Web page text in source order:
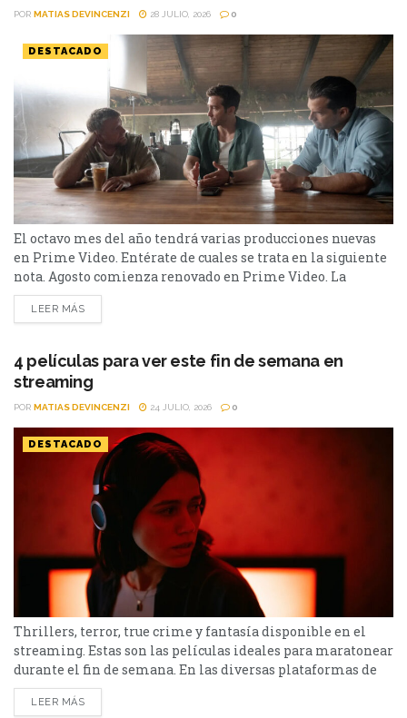
POR MATIAS DEVINCENZI 28 JULIO, 2026 0
DESTACADO
El octavo mes del año tendrá varias producciones nuevas
en Prime Video. Entérate de cuales se trata en la siguiente
nota. Agosto comienza renovado en Prime Video. La
plataforma de streaming que está disponible en más de
240 países, presentará varias producciones entre las que se
Zona Gris y la...
LEER MÁS
4 películas para ver este fin de semana en
streaming
POR MATIAS DEVINCENZI 24 JULIO, 2026 0
DESTACADO
Thrillers, terror, true crime y fantasía disponible en el
streaming. Estas son las películas ideales para maratonear
durante el fin de semana. En las diversas plataformas de
streaming aparecen propuestas para todos los gustos: desde
un thriller español cargado de tensión y conspiraciones,
LEER MÁS